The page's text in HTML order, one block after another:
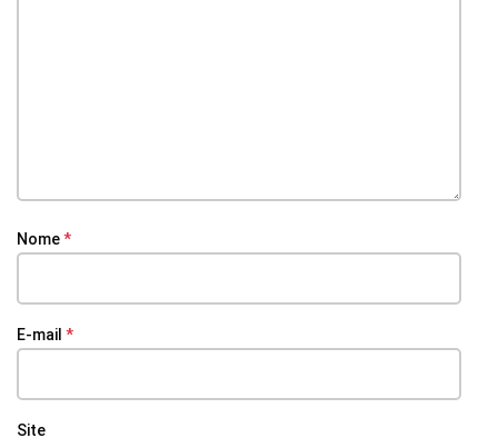
Nome*
E-mail *
Site